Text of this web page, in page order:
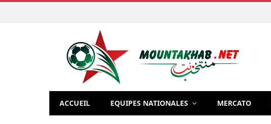
ACCUEIL EQUIPES NATIONALES MERCATO